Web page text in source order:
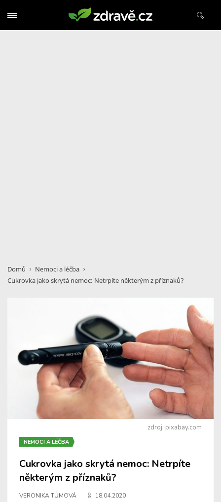
Domů
Nemoci a léčba
Cukrovka jako skrytá nemoc: Netrpíte některým z příznaků?
zdroj: pixabay.com
NEMOCI A LÉČBA
Cukrovka jako skrytá nemoc: Netrpíte
některým z příznaků?
VERONIKA TŮMOVÁ 18.04.2020